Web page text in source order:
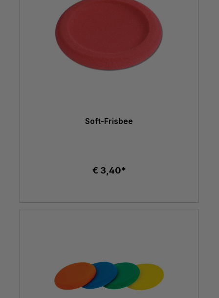
Soft-Frisbee
€ 3,40*